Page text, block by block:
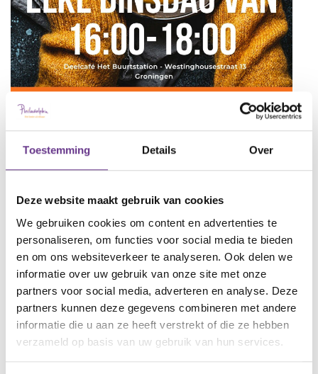
Toestemming Details Over
Deze website maakt gebruik van cookies
We gebruiken cookies om content en advertenties te
personaliseren, om functies voor social media te bieden
en om ons websiteverkeer te analyseren. Ook delen we
informatie over uw gebruik van onze site met onze
partners voor social media, adverteren en analyse. Deze
partners kunnen deze gegevens combineren met andere
informatie die u aan ze heeft verstrekt of die ze hebben
verzameld op basis van uw gebruik van hun services.